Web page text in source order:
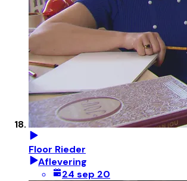
Floor Rieder
Aflevering
24 sep 20